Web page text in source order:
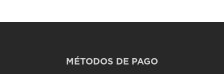
MÉTODOS DE PAGO